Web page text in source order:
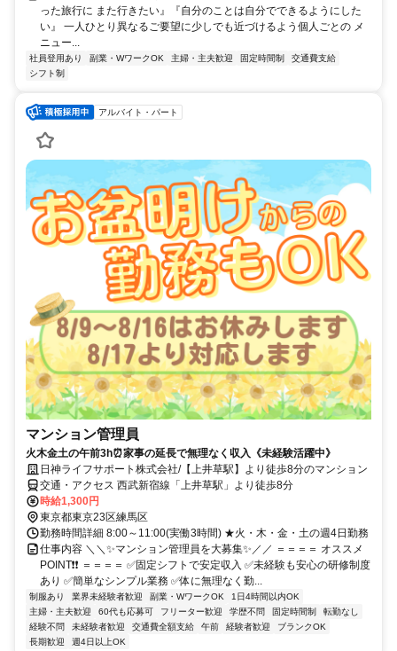
った旅行に また行きたい』『自分のことは自分でできるようにした
い』 一人ひとり異なるご要望に少しでも近づけるよう個人ごとの メ
ニュー...
社員登用あり 副業・WワークOK 主婦・主夫歓迎 固定時間制
交通費支給
シフト制
アルバイト・パート
マンション管理員
火木金土の午前3h⏰家事の延長で無理なく収入《未経験活躍中》
日神ライフサポート株式会社/【上井草駅】より徒歩8分のマンション
交通・アクセス 西武新宿線「上井草駅」より徒歩8分
時給1,300円
東京都東京23区練馬区
勤務時間詳細 8:00～11:00(実働3時間) ★火・木・金・土の週4日勤務
仕事内容 ＼＼✨マンション管理員を大募集✨／／ ＝＝＝＝ オススメ
POINT❗❗ ＝＝＝＝ ✅固定シフトで安定収入 ✅未経験も安心の研修制度
あり ✅簡単なシンプル業務 ✅体に無理なく勤...
制服あり 業界未経験者歓迎 副業・WワークOK
1日4時間以内OK
主婦・主夫歓迎
60代も応募可 フリーター歓迎 学歴不問 固定時間制
転勤なし
経験不問
未経験者歓迎 交通費全額支給 午前 経験者歓迎
ブランクOK
長期歓迎
週4日以上OK